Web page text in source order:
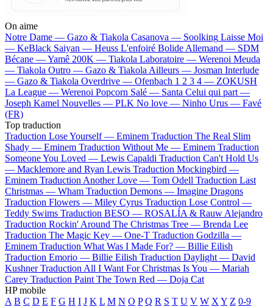
On aime
Notre Dame — Gazo & Tiakola Casanova — Soolking Laisse Moi
— KeBlack Saiyan — Heuss L'enfoiré Bolide Allemand — SDM
Bécane —Yamê 200K — Tiakola Laboratoire — Werenoi Meuda
— Tiakola Outro — Gazo & Tiakola Ailleurs — Josman Interlude
— Gazo & Tiakola Overdrive — Ofenbach 1 2 3 4 — ZOKUSH
La League — Werenoi Popcorn Salé — Santa Celui qui part —
Joseph Kamel Nouvelles — PLK No love — Ninho Urus — Favé
(FR)
Top traduction
Traduction Lose Yourself — Eminem Traduction The Real Slim
Shady — Eminem Traduction Without Me — Eminem Traduction
Someone You Loved — Lewis Capaldi Traduction Can't Hold Us
— Macklemore and Ryan Lewis Traduction Mockingbird —
Eminem Traduction Another Love — Tom Odell Traduction Last
Christmas — Wham Traduction Demons — Imagine Dragons
Traduction Flowers — Miley Cyrus Traduction Lose Control —
Teddy Swims Traduction BESO — ROSALÍA & Rauw Alejandro
Traduction Rockin' Around The Christmas Tree — Brenda Lee
Traduction The Magic Key — One-T Traduction Godzilla —
Eminem Traduction What Was I Made For? — Billie Eilish
Traduction Emorio — Billie Eilish Traduction Daylight — David
Kushner Traduction All I Want For Christmas Is You — Mariah
Carey Traduction Paint The Town Red — Doja Cat
HP mobile
A B C D E F G H I J K L M N O P Q R S T U V W X Y Z 0-9